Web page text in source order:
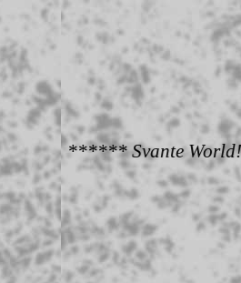
Svante World!!!******